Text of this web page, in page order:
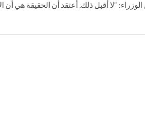
“لا أقبل ذلك. أعتقد أن الحقيقة هي أن